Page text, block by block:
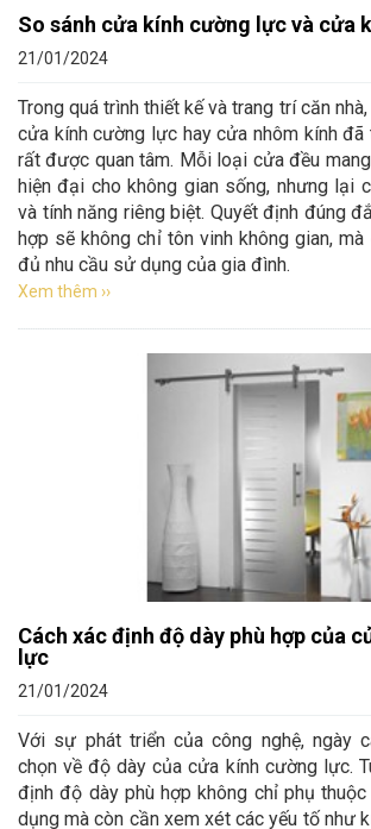
So sánh cửa kính cường lực và cửa
21/01/2024
Trong quá trình thiết kế và trang trí căn
cửa kính cường lực hay cửa nhôm kính đã
rất được quan tâm. Mỗi loại cửa đều
hiện đại cho không gian sống, nhưng lại
và tính năng riêng biệt. Quyết định đúng
hợp sẽ không chỉ tôn vinh không gian,
đủ nhu cầu sử dụng của gia đình.
Xem thêm ››
Cách xác định độ dày phù hợp của
lực
21/01/2024
Với sự phát triển của công nghệ, ngày
chọn về độ dày của cửa kính cường lực.
định độ dày phù hợp không chỉ phụ
dụng mà còn cần xem xét các yếu tố như